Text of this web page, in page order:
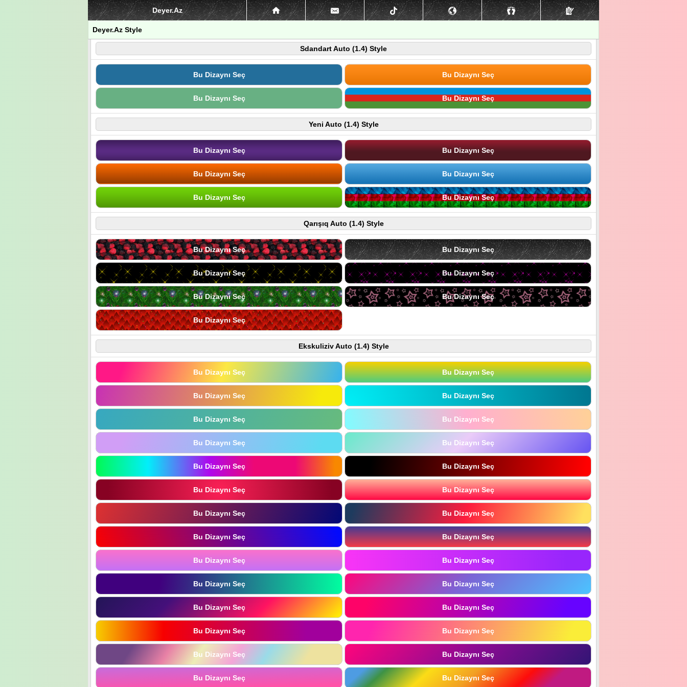
Deyer.Az
Deyer.Az Style
Sdandart Auto (1.4) Style
Bu Dizaynı Seç Bu Dizaynı Seç
Bu Dizaynı Seç Bu Dizaynı Seç
Yeni Auto (1.4) Style
Bu Dizaynı Seç Bu Dizaynı Seç
Bu Dizaynı Seç Bu Dizaynı Seç
Bu Dizaynı Seç Bu Dizaynı Seç
Qarışıq Auto (1.4) Style
Bu Dizaynı Seç Bu Dizaynı Seç
Bu Dizaynı Seç Bu Dizaynı Seç
Bu Dizaynı Seç Bu Dizaynı Seç
Bu Dizaynı Seç
Ekskuliziv Auto (1.4) Style
Bu Dizaynı Seç Bu Dizaynı Seç
Bu Dizaynı Seç Bu Dizaynı Seç
Bu Dizaynı Seç Bu Dizaynı Seç
Bu Dizaynı Seç Bu Dizaynı Seç
Bu Dizaynı Seç Bu Dizaynı Seç
Bu Dizaynı Seç Bu Dizaynı Seç
Bu Dizaynı Seç Bu Dizaynı Seç
Bu Dizaynı Seç Bu Dizaynı Seç
Bu Dizaynı Seç Bu Dizaynı Seç
Bu Dizaynı Seç Bu Dizaynı Seç
Bu Dizaynı Seç Bu Dizaynı Seç
Bu Dizaynı Seç Bu Dizaynı Seç
Bu Dizaynı Seç Bu Dizaynı Seç
Bu Dizaynı Seç Bu Dizaynı Seç